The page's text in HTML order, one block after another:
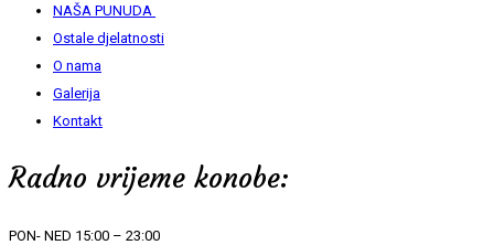
NAŠA PUNUDA
Ostale djelatnosti
O nama
Galerija
Kontakt
Radno vrijeme konobe:
PON- NED 15:00 – 23:00